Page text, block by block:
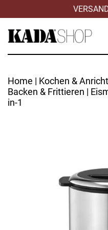
Home | Kochen &
Backen & Frittieren |
in-1